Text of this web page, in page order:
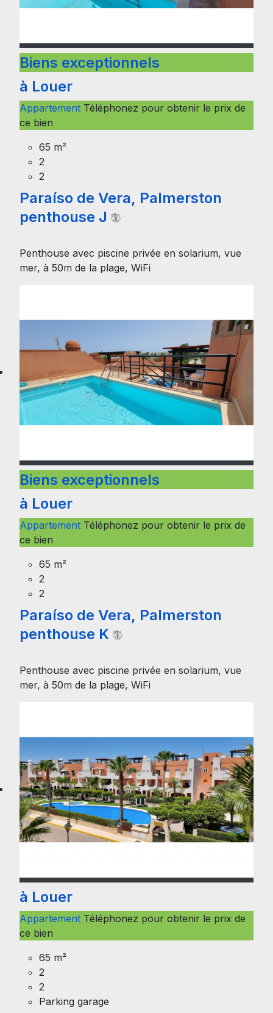
Biens exceptionnels
à Louer
Appartement Téléphonez pour obtenir le prix de
ce bien
65 m²
2
2
Paraíso de Vera, Palmerston
penthouse J
Penthouse avec piscine privée en solarium, vue
mer, à 50m de la plage, WiFi
Biens exceptionnels
à Louer
Appartement Téléphonez pour obtenir le prix de
ce bien
65 m²
2
2
Paraíso de Vera, Palmerston
penthouse K
Penthouse avec piscine privée en solarium, vue
mer, à 50m de la plage, WiFi
à Louer
Appartement Téléphonez pour obtenir le prix de
ce bien
65 m²
2
2
Parking garage